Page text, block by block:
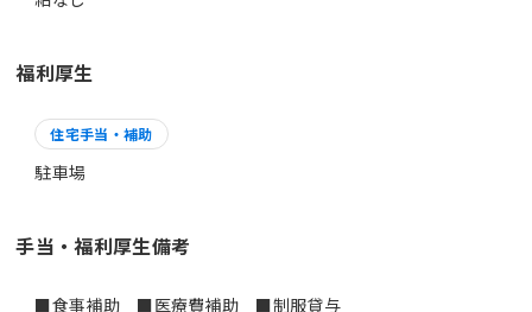
福利厚生
住宅手当・補助
駐車場
手当・福利厚生備考
■食事補助 ■医療費補助 ■制服貸与